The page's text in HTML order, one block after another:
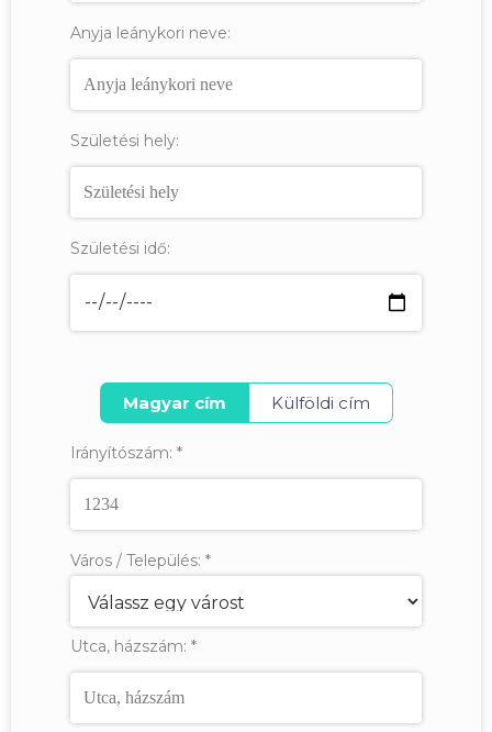
Anyja leánykori neve:
Születési hely:
Születési idő:
Magyar cím Külföldi cím
Irányítószám: *
Város / Település: *
Utca, házszám: *